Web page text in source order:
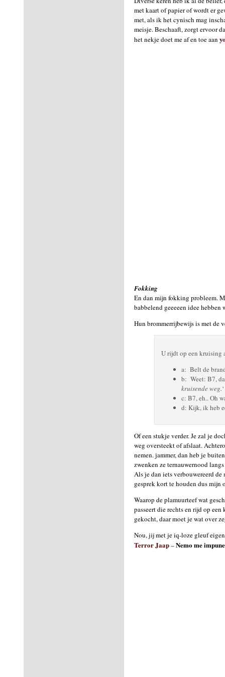
met kaart of papier of wordt er
met, als ik het cynisch mag
meisje. Beschaaft, zorgt ervoor
het nekje doet me af en toe aan
Fokking
En dan mijn fokking probleem.
babbelend geeeeen idee hebben
Hun brommerrijbewijs is met de
U rijdt op een kruising
a: Belt de
b: Weet: B7,
kruisende weg.
c: B7, eh.. Oh
d: Kijk, ik heb
Of een stukje verder. Je zal je
weg oversteekt of afslaat.
nemen. jammer, dan heb je
zwenken ze ternauwernood
Als je dan iets verbouwereerd
gesprek kort te houden dus mijn
Waarop de plamuurteef wat
passeert die rechts en rijd op
gekocht, daar moet je wat over
Nou, jij met je iq-loze gleuf
Terror Jaap–Nemo me